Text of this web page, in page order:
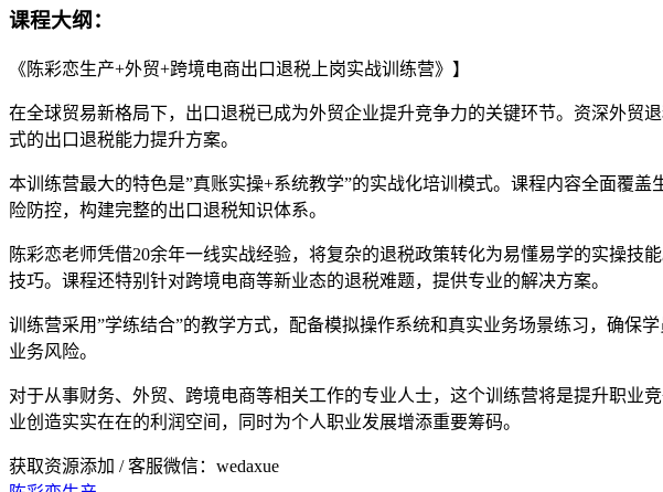
课程大纲：
《陈彩恋生产+外贸+跨境电商出口退税上岗实战训练营》】
在全球贸易新格局下，出口退税已成为外贸企业提升竞争力的关键环节。资深外贸
式的出口退税能力提升方案。
本训练营最大的特色是”真账实操+系统教学”的实战化培训模式。课程内容全面覆
险防控，构建完整的出口退税知识体系。
陈彩恋老师凭借20余年一线实战经验，将复杂的退税政策转化为易懂易学的实操
技巧。课程还特别针对跨境电商等新业态的退税难题，提供专业的解决方案。
训练营采用”学练结合”的教学方式，配备模拟操作系统和真实业务场景练习，确保
业务风险。
对于从事财务、外贸、跨境电商等相关工作的专业人士，这个训练营将是提升职
业创造实实在在的利润空间，同时为个人职业发展增添重要筹码。
获取资源添加 / 客服微信：wedaxue